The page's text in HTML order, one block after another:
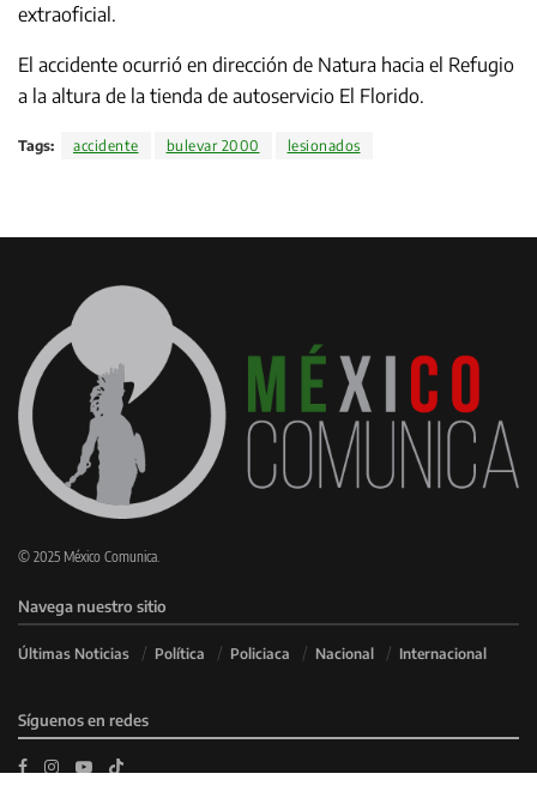
extraoficial.
El accidente ocurrió en dirección de Natura hacia el Refugio
a la altura de la tienda de autoservicio El Florido.
Tags: accidente bulevar 2000 lesionados
© 2025 México Comunica.
Navega nuestro sitio
Últimas Noticias Política Policiaca Nacional Internacional
Síguenos en redes